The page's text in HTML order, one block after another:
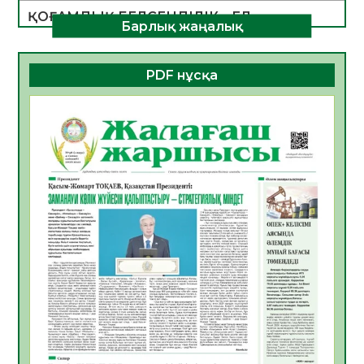
ҚОҒАМДЫҚ БЕЛСЕНДІЛІК – ЕЛ
ДАМУЫНЫҢ НЕГІЗІ
06.08.2026
32 0
ҚҰРЫЛТАЙ САЙЛАУЫ – БОЛАШАҚҚА
06.08.2026
Инфекциялық ауруларға қарсы иммундау
жұмыстарының тиімділігі
06.08.2026
35
Көкжөтел ауруы туралы
06.08.2026
33
АПВ вакцинасы туралы мәлімет
06.08.2026
33
Open Air: Қызылорда облысы полиция
департаменті 20 мыңнан астам
Барлық жаңалық
PDF нұсқа